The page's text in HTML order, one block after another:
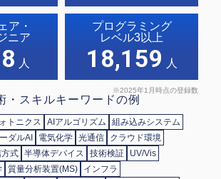
ア・
ニア
人
プログラミング
レベル3以上
18,159 人
※2025年1月時点の登録数
・スキルキーワードの例
トニクス AIアルゴリズム
組み込みシステム
ダルAI 電気化学 光通信
クラウド環境
式 半導体デバイス 技術検証
UV/Vis
質量分析装置(MS)
インフラ